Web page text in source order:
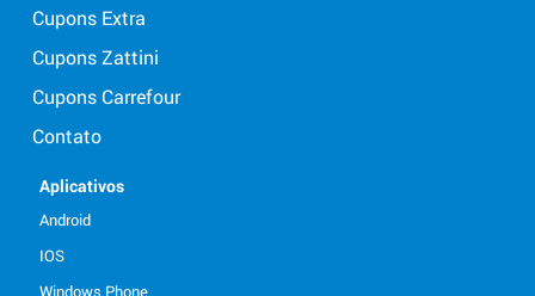
Cupons Extra
Cupons Zattini
Cupons Carrefour
Contato
Aplicativos
Android
IOS
Windows Phone